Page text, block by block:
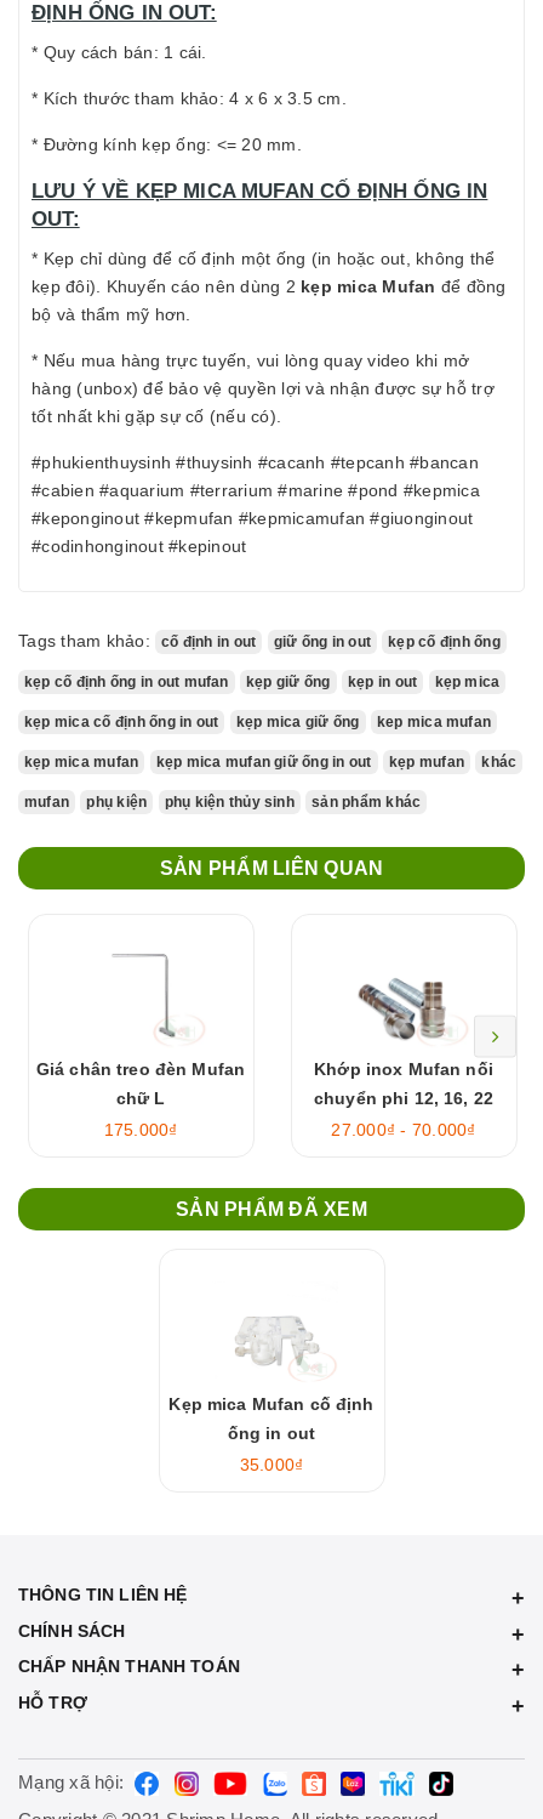
ĐỊNH ỐNG IN OUT:
* Quy cách bán: 1 cái.
* Kích thước tham khảo: 4 x 6 x 3.5 cm.
* Đường kính kẹp ống: <= 20 mm.
LƯU Ý VỀ KẸP MICA MUFAN CỐ ĐỊNH ỐNG IN
OUT:
* Kẹp chỉ dùng để cố định một ống (in hoặc out, không thể
kẹp đôi). Khuyến cáo nên dùng 2 kẹp mica Mufan để đồng
bộ và thẩm mỹ hơn.
* Nếu mua hàng trực tuyến, vui lòng quay video khi mở
hàng (unbox) để bảo vệ quyền lợi và nhận được sự hỗ trợ
tốt nhất khi gặp sự cố (nếu có).
#phukienthuysinh #thuysinh #cacanh #tepcanh #bancan
#cabien #aquarium #terrarium #marine #pond #kepmica
#keponginout #kepmufan #kepmicamufan #giuonginout
#codinhonginout #kepinout
Tags tham khảo: cố định in out giữ ống in out kẹp cố định ống
kẹp cố định ống in out mufan kẹp giữ ống kẹp in out kẹp mica
kẹp mica cố định ống in out kẹp mica giữ ống kep mica mufan
kẹp mica mufan kẹp mica mufan giữ ống in out kẹp mufan khác
mufan phụ kiện phụ kiện thủy sinh sản phẩm khác
SẢN PHẨM LIÊN QUAN
Giá chân treo đèn Mufan
chữ L
175.000₫
Khớp inox Mufan nối
chuyển phi 12, 16, 22
mm
27.000₫ - 70.000₫
SẢN PHẨM ĐÃ XEM
Kẹp mica Mufan cố định
ống in out
35.000₫
THÔNG TIN LIÊN HỆ
CHÍNH SÁCH
CHẤP NHẬN THANH TOÁN
HỖ TRỢ
Mạng xã hội: